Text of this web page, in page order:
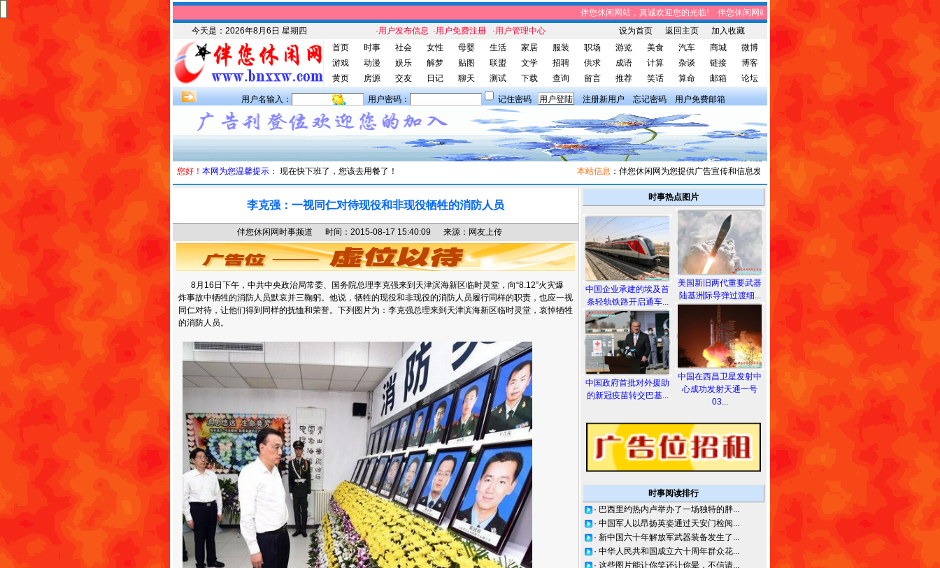
伴您休闲网站，真诚欢迎您的光临! 伴您休闲网站，将免费给您带来趣味时事、笑话集锦、家庭生
今天是： 2026年8月6日 星期四 ·用户发布信息 ·用户免费注册 ·用户管理中心 设为首页 返回主页
加入收藏
首页
时事 社会 女性 母婴 生活 家居 服装 职场 游览 美食 汽车 商城
微博
游戏
动漫 娱乐 解梦 贴图 联盟 文学 招聘 供求 成语 计算 杂谈 链接
博客
黄页
房源 交友 日记 聊天 测试 下载 查询 留言 推荐 笑话 算命 邮箱 论坛
用户名输入： 用户密码： 记住密码 注册新用户 忘记密码 用户免费邮箱
您好！ 本网为您温馨提示： 现在快下班了，您该去用餐了！ 本站信息：伴您休闲网为您提供广告宣传和信息发布，有需求者请与我们联系。
李克强：一视同仁对待现役和非现役牺牲的消防人员
伴您休闲网时事频道 时间：2015-08-17 15:40:09 来源：网友上传
8月16日下午，中共中央政治局常委、国务院总理李克强来到天津滨海新区临时灵堂，向“8.12”火灾爆
炸事故中牺牲的消防人员默哀并三鞠躬。他说，牺牲的现役和非现役的消防人员履行同样的职责，也应一视
同仁对待，让他们得到同样的抚恤和荣誉。下列图片为：李克强总理来到天津滨海新区临时灵堂，哀悼牺牲
的消防人员。
时事热点图片
中国企业承建的埃及首
条轻轨铁路开启通车...
中国政府首批对外援助
的新冠疫苗转交巴基...
美国新旧两代重要武器
陆基洲际导弹过渡细...
中国在西昌卫星发射中
心成功发射天通一号
03...
时事阅读排行
· 巴西里约热内卢举办了一场独特的胖...
· 中国军人以昂扬英姿通过天安门检阅...
· 新中国六十年解放军武器装备发生了...
· 中华人民共和国成立六十周年群众花...
· 这些图片能让你笑还让你晕，不信请...